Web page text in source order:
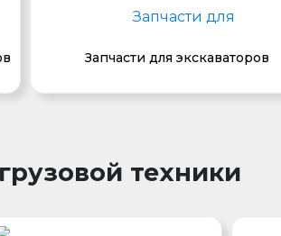
Запчасти для экскаваторов
техники